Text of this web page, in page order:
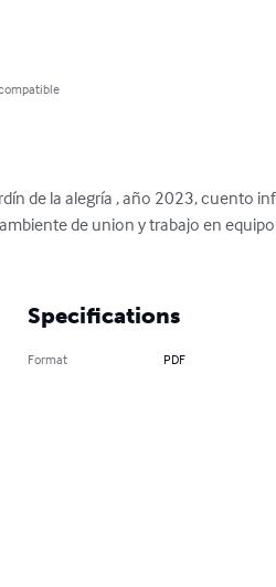
de la alegría , año 2023, cuento
de union y trabajo en
Specifications
Format PDF